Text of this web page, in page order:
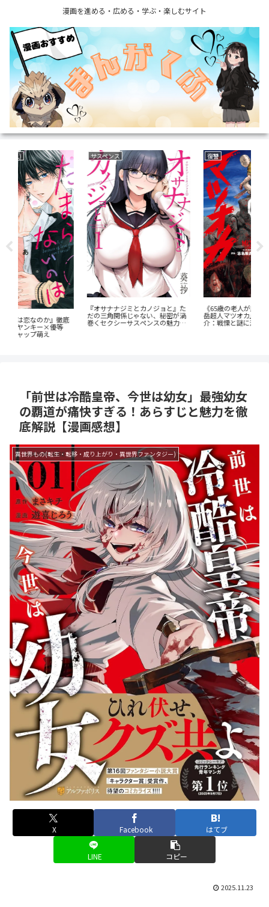
漫画を進める・広める・学ぶ・楽しむサイト
サスペンス
『オサナナジミとカノジョと』た
だの三角関係じゃない、秘密が渦
巻くセクシーサスペンスの魅力と
は？
復讐
《65歳の老人が超人に！？》『山
岳超人マツオカ』のあらすじ紹
介：戦慄と謎に満ちた山岳殺戮劇
「前世は冷酷皇帝、今世は幼女」最強幼女
の覇道が痛快すぎる！あらすじと魅力を徹
底解説【漫画感想】
異世界もの(転生・転移・成り上がり・異世界ファンタジー)
X Facebook はてブ
LINE コピー
2025.11.23